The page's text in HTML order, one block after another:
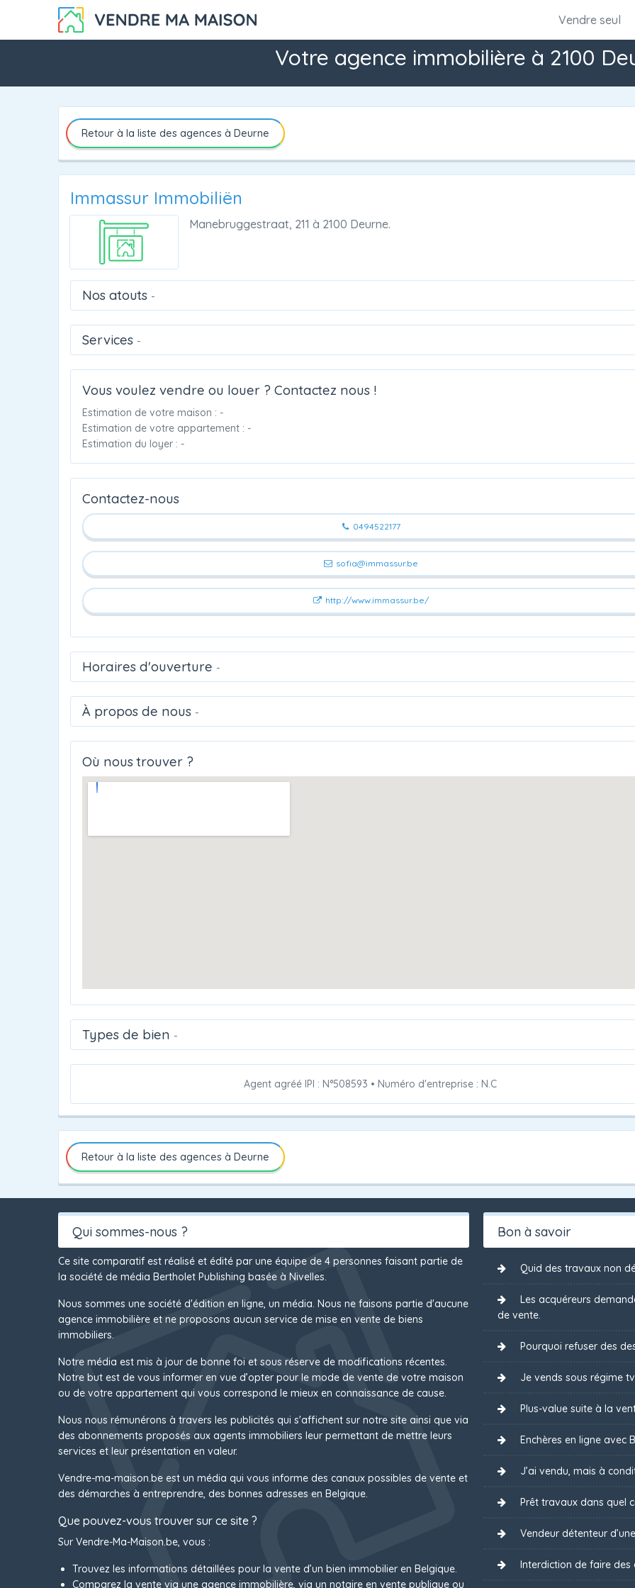
Vendre seul
Votre agence immobilière à 2100
Retour à la liste des agences à Deurne
Immassur Immobiliën
Manebruggestraat, 211 à 2100 Deurne.
Nos atouts -
Services -
Vous voulez vendre ou louer ? Contactez nous !
Estimation de votre maison : -
Estimation de votre appartement : -
Estimation du loyer : -
Contactez-nous
0494522177
sofia@immassur.be
http://www.immassur.be/
Horaires d'ouverture -
À propos de nous -
Où nous trouver ?
Types de bien -
Agent agréé IPI : N°508593 • Numéro d'entreprise : N.C
Retour à la liste des agences à Deurne
Qui sommes-nous ?
Ce site comparatif est réalisé et édité par une équipe de 4 personnes faisant partie de
la société de média Bertholet Publishing basée à Nivelles.
Nous sommes une société d'édition en ligne, un média. Nous ne faisons partie d'aucune
agence immobilière et ne proposons aucun service de mise en vente de biens
immobiliers.
Notre média est mis à jour de bonne foi et sous réserve de modifications récentes.
Notre but est de vous informer en vue d’opter pour le mode de vente de votre maison
ou de votre appartement qui vous correspond le mieux en connaissance de cause.
Nous nous rémunérons à travers les publicités qui s'affichent sur notre site ainsi que via
des abonnements proposés aux agents immobiliers leur permettant de mettre leurs
services et leur présentation en valeur.
Vendre-ma-maison.be est un média qui vous informe des canaux possibles de vente et
des démarches à entreprendre, des bonnes adresses en Belgique.
Que pouvez-vous trouver sur ce site ?
Sur Vendre-Ma-Maison.be, vous :
Trouvez les informations détaillées pour la vente d’un bien immobilier en Belgique.
Comparez la vente via une agence immobilière, via un notaire en vente publique ou
Bon à savoir
Quid des travaux non
Les acquéreurs
de vente.
Pourquoi refuser des
Je vends sous régime
Plus-value suite à la
Enchères en ligne avec
J’ai vendu, mais à
Prêt travaux dans quel
Vendeur détenteur
Interdiction de faire des